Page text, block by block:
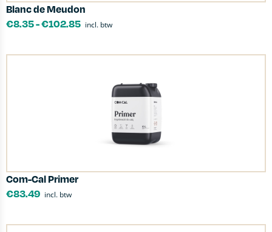
Blanc de Meudon
€8.35-€102.85 incl. btw
Com-Cal Primer
€83.49 incl. btw